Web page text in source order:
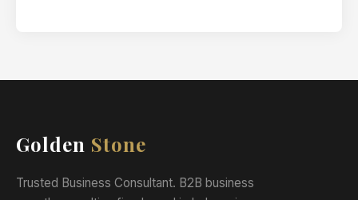
Golden Stone
Trusted Business Consultant. B2B business